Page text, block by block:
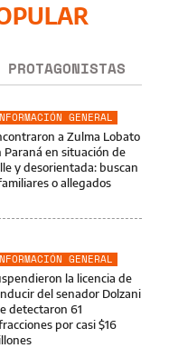
PROTAGONISTAS
GENERAL
a Zulma Lobato
Paraná en situación de
y desorientada: buscan
o allegados
GENERAL
la licencia de
del senador Dolzani
detectaron 61
por casi $16